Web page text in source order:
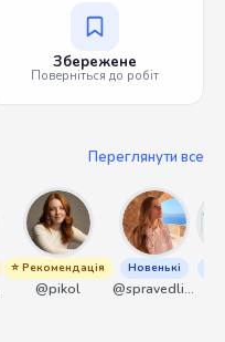
Збережене
Поверніться до робіт
Переглянути все
⭐ Рекомендація
@pikol
Новенькі
@spravedliwa